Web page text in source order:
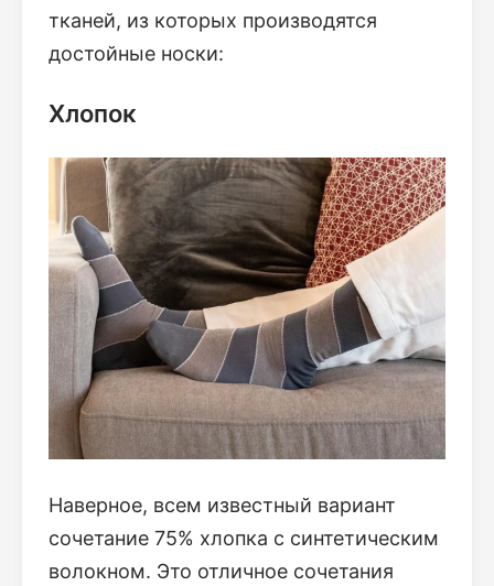
тканей, из которых производятся
достойные носки:
Хлопок
Наверное, всем известный вариант
сочетание 75% хлопка с синтетическим
волокном. Это отличное сочетания